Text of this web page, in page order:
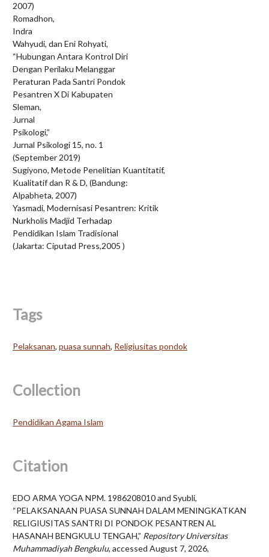
2007)
Romadhon,
Indra
Wahyudi, dan Eni Rohyati,
“Hubungan Antara Kontrol Diri
Dengan Perilaku Melanggar
Peraturan Pada Santri Pondok
Pesantren X Di Kabupaten
Sleman,
Jurnal
Psikologi,”
Jurnal Psikologi 15, no. 1
(September 2019)
Sugiyono, Metode Penelitian Kuantitatif,
Kualitatif dan R & D, (Bandung:
Alpabheta, 2007)
Yasmadi, Modernisasi Pesantren: Kritik
Nurkholis Madjid Terhadap
Pendidikan Islam Tradisional
(Jakarta: Ciputad Press,2005 )
Tags
Pelaksanan, puasa sunnah, Religiusitas pondok
Collection
Pendidikan Agama Islam
Citation
EDO ARMA YOGA NPM. 1986208010 and Syubli,
“PELAKSANAAN PUASA SUNNAH DALAM MENINGKATKAN
RELIGIUSITAS SANTRI DI PONDOK PESANTREN AL
HASANAH BENGKULU TENGAH,” Repository Universitas
Muhammadiyah Bengkulu, accessed August 7, 2026,